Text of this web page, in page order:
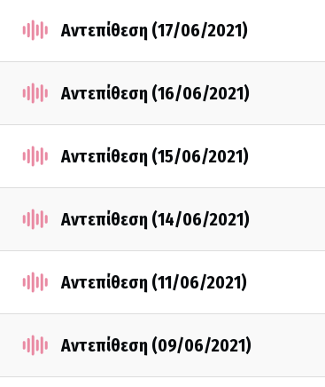
Αντεπίθεση (17/06/2021)
Αντεπίθεση (16/06/2021)
Αντεπίθεση (15/06/2021)
Αντεπίθεση (14/06/2021)
Αντεπίθεση (11/06/2021)
Αντεπίθεση (09/06/2021)